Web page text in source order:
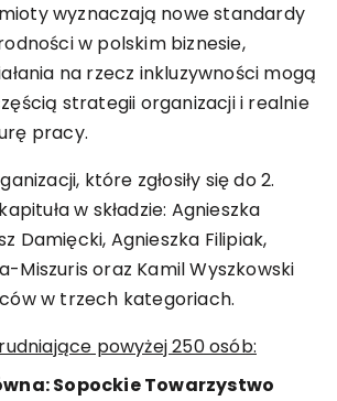
wyznaczają nowe standardy
w polskim biznesie,
na rzecz inkluzywności mogą
strategii organizacji i realnie
pracy.
które zgłosiły się do 2.
w składzie: Agnieszka
Damięcki, Agnieszka Filipiak,
Miszuris oraz Kamil Wyszkowski
w trzech kategoriach.
powyżej 250 osób:
Sopockie Towarzystwo